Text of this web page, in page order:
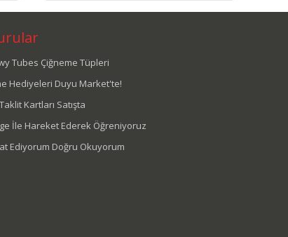
Tubes Çiğneme Tüpleri
Hediyeleri Duyu Market'te!
Kartları Satışta
İle Hareket Ederek Öğreniyoruz
Ediyorum Doğru Okuyorum